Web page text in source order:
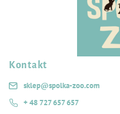
Kontakt
sklep@spolka-zoo.com
+ 48 727 657 657